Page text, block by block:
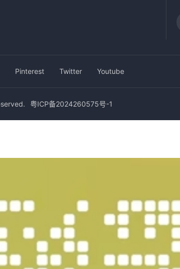
Pinterest Twitter Youtube
粤ICP备2024260575号-1